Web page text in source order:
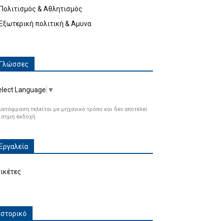
Πολιτισμός & Αθλητισμός
Εξωτερική πολιτική & Άμυνα
Γλώσσες
Language ▼
τελείται με μηχανικό τρόπο και δεν αποτελεί
εκδοχή.
Εργαλεία
Ιστορικό